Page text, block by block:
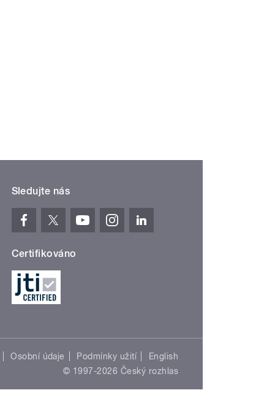
Sledujte nás
Certifikováno
Osobní údaje Podmínky užití
English
© 1997-2026 Český rozhlas